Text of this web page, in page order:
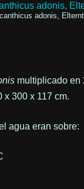
adonis,
multiplicado en
x 300 x 117 cm.
agua eran sobre: